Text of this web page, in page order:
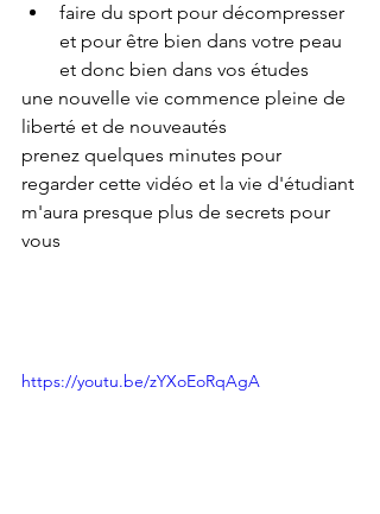
faire du sport pour décompresser
et pour être bien dans votre peau
et donc bien dans vos études
une nouvelle vie commence pleine de
liberté et de nouveautés
prenez quelques minutes pour
regarder cette vidéo et la vie d'étudiant
m'aura presque plus de secrets pour
vous
https://youtu.be/zYXoEoRqAgA